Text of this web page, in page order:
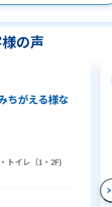
の声
ちがえる様な
トイレ（1・2F)